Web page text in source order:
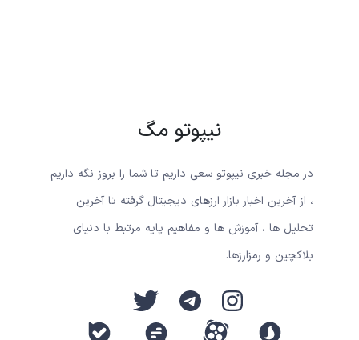
نیپوتو مگ
در مجله خبری نیپوتو سعی داریم تا شما را بروز نگه داریم
، از آخرین اخبار بازار ارزهای دیجیتال گرفته تا آخرین
تحلیل ها ، آموزش ها و مفاهیم پایه مرتبط با دنیای
بلاکچین و رمزارزها.